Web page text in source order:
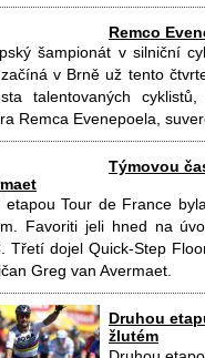
Remco
šampionát v silniční
v Brně už tento
talentovaných
Remca Evenepoela,
Týmovou
etapou Tour de France
Favoriti jeli hned na
Třetí dojel Quick-Step
Greg van Avermaet.
Druhou
žlutém